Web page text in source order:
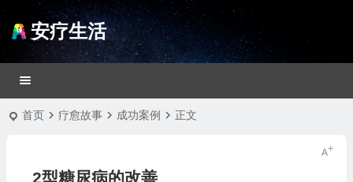
安疗生活
首页 疗愈故事 成功案例 正文
2型糖尿病的改善